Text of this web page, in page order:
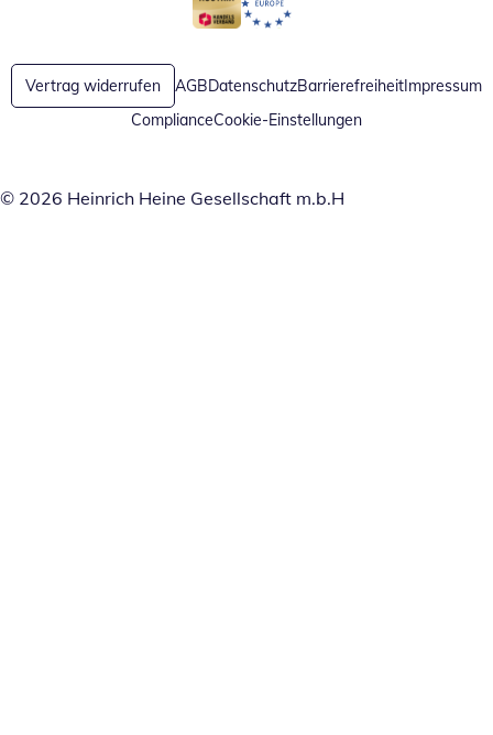
Öffnet in neuem Fenster
Öffnet in neuem Fenster
Vertrag widerrufen AGBDatenschutzBarrierefreiheitImpressum
ComplianceCookie-Einstellungen
© 2026 Heinrich Heine Gesellschaft m.b.H